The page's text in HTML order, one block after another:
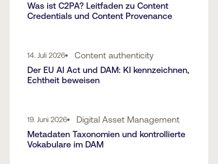
Was ist C2PA? Leitfaden zu Content
Credentials und Content Provenance
14. Juli 2026 Content authenticity
Der EU AI Act und DAM: KI kennzeichnen,
Echtheit beweisen
19. Juni 2026 Digital Asset Management
Metadaten Taxonomien und kontrollierte
Vokabulare im DAM